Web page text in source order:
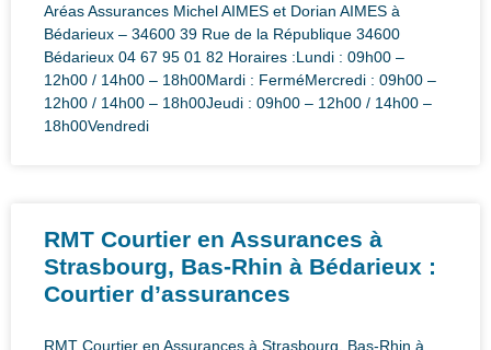
Aréas Assurances Michel AIMES et Dorian AIMES à
Bédarieux – 34600 39 Rue de la République 34600
Bédarieux 04 67 95 01 82 Horaires :Lundi : 09h00 –
12h00 / 14h00 – 18h00Mardi : FerméMercredi : 09h00 –
12h00 / 14h00 – 18h00Jeudi : 09h00 – 12h00 / 14h00 –
18h00Vendredi
RMT Courtier en Assurances à
Strasbourg, Bas-Rhin à Bédarieux :
Courtier d’assurances
RMT Courtier en Assurances à Strasbourg, Bas-Rhin à